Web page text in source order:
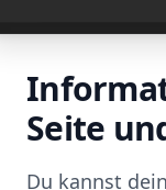
Seite
Du kannst